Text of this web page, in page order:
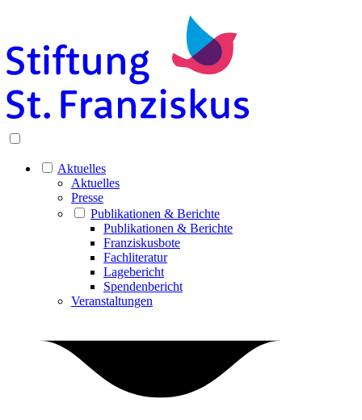
Aktuelles
Aktuelles
Presse
Publikationen & Berichte
Publikationen & Berichte
Franziskusbote
Fachliteratur
Lagebericht
Spendenbericht
Veranstaltungen